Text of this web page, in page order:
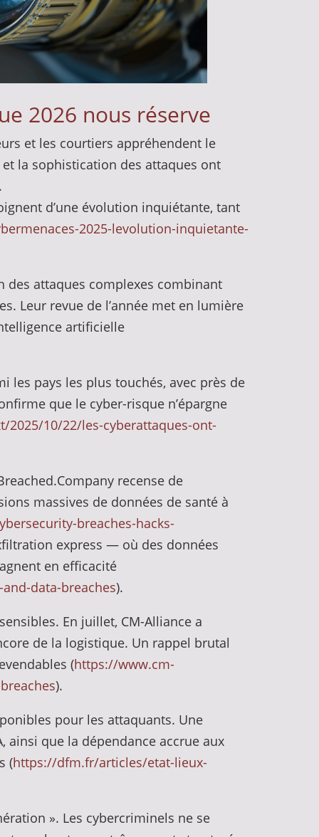
2026 nous réserve
et les courtiers appréhendent le
la sophistication des attaques ont
d’une évolution inquiétante, tant
2025-levolution-inquietante-
attaques complexes combinant
Leur revue de l’année met en lumière
artificielle
les pays les plus touchés, avec près de
que le cyber-risque n’épargne
10/22/les-cyberattaques-ont-
recense de
massives de données de santé à
breaches-hacks-
express — où des données
en efficacité
data-breaches).
En juillet, CM-Alliance a
de la logistique. Un rappel brutal
(https://www.cm-
).
pour les attaquants. Une
ainsi que la dépendance accrue aux
(https://dfm.fr/articles/etat-lieux-
». Les cybercriminels ne se